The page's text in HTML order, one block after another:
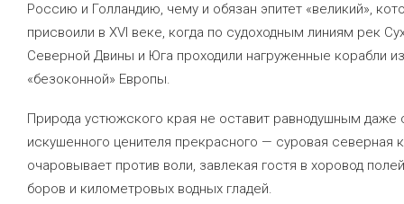
Россию и Голландию, чему и обязан эпитет «великий»,
присвоили в XVI веке, когда по судоходным линиям рек
Северной Двины и Юга проходили нагруженные корабли
«безоконной» Европы.
Природа устюжского края не оставит равнодушным даже
искушенного ценителя прекрасного — суровая северная
очаровывает против воли, завлекая гостя в хоровод
боров и километровых водных гладей.